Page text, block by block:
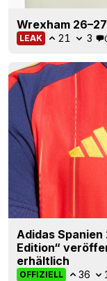
Wrexham
LEAK 21 3
Adidas
Edition“
erhältlich
OFFIZIELL 36